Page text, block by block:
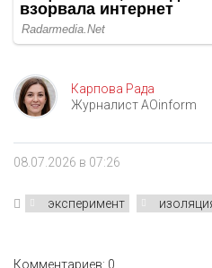
Карпова Рада
Журналист AOinform
08.07.2026 в 07:26
эксперимент
Комментариев: 0